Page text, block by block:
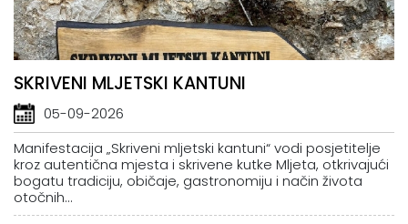
SKRIVENI MLJETSKI KANTUNI
05-09-2026
Manifestacija „Skriveni mljetski kantuni“ vodi posjetitelje
kroz autentična mjesta i skrivene kutke Mljeta, otkrivajući
bogatu tradiciju, običaje, gastronomiju i način života
otočnih...